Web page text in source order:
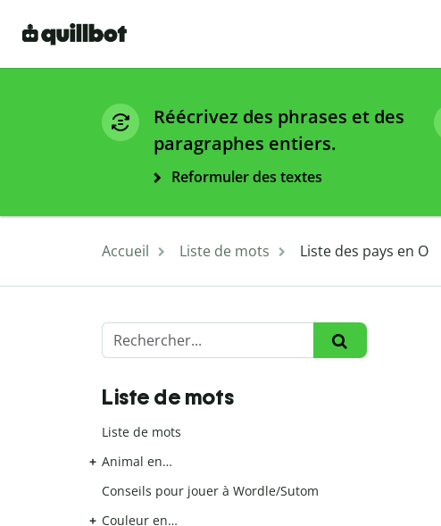
Réécrivez des phrases et des
paragraphes entiers.
Reformuler des textes
Accueil Liste de mots Liste des pays en O
Liste de mots
Liste de mots
Animal en…
Conseils pour jouer à Wordle/Sutom
Couleur en…